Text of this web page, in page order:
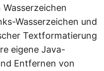
Wasserzeichen und
Textformatierung
eigene Java-
Entfernen von